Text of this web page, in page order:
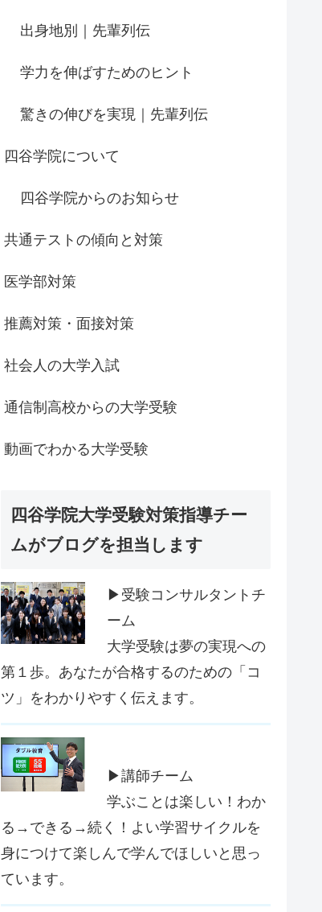
出身地別｜先輩列伝
学力を伸ばすためのヒント
驚きの伸びを実現｜先輩列伝
四谷学院について
四谷学院からのお知らせ
共通テストの傾向と対策
医学部対策
推薦対策・面接対策
社会人の大学入試
通信制高校からの大学受験
動画でわかる大学受験
四谷学院大学受験対策指導チー
ムがブログを担当します
▶受験コンサルタントチ
ーム
大学受験は夢の実現への
第１歩。あなたが合格するのための「コ
ツ」をわかりやすく伝えます。
▶講師チーム
学ぶことは楽しい！わか
る→できる→続く！よい学習サイクルを
身につけて楽しんで学んでほしいと思っ
ています。